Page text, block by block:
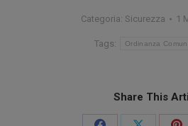
Categoria: Sicurezza 1
Tags: Ordinanza
Share This